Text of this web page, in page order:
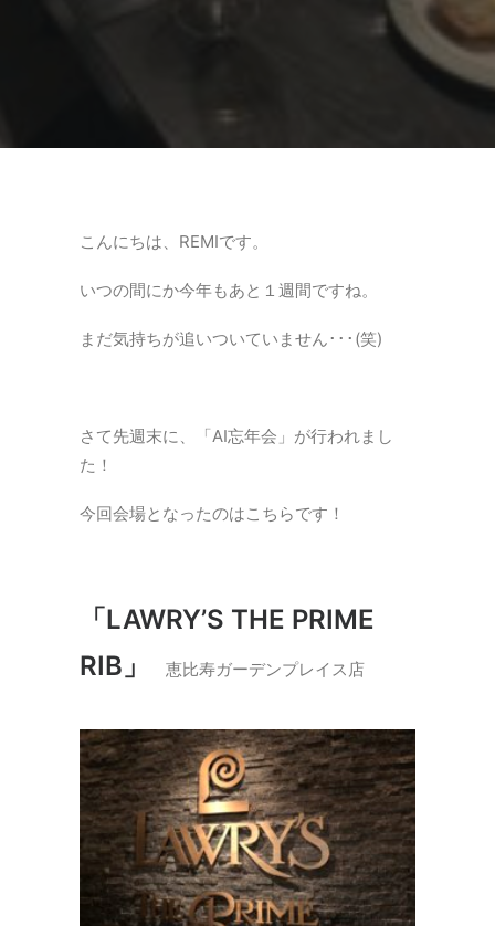
こんにちは、REMIです。
いつの間にか今年もあと１週間ですね。
まだ気持ちが追いついていません･･･(笑)
さて先週末に、「AI忘年会」が行われまし
た！
今回会場となったのはこちらです！
「LAWRY’S THE PRIME
RIB」
恵比寿ガーデンプレイス店